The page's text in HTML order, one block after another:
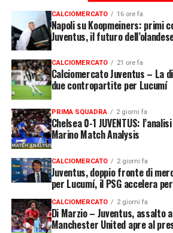
CALCIOMERCATO 16 ore fa
Napoli su Koopmeiners: primi
Juventus, il futuro
CALCIOMERCATO 21 ore fa
Calciomercato Juventus – La
due contropartite per Lucumí
PRIMA SQUADRA 2 giorni fa
Chelsea 0-1 JUVENTUS:
Marino Match Analysis
CALCIOMERCATO 2 giorni fa
Juventus, doppio fronte di
per Lucumí, il PSG accelera
CALCIOMERCATO 2 giorni fa
Di Marzio – Juventus, assalto
Manchester United apre al